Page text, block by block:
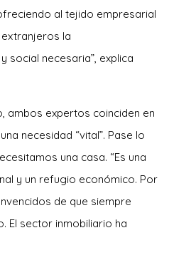
al tejido empresarial
la
social necesaria”, explica
ambos expertos coinciden en
necesidad “vital”. Pase lo
una casa. “Es una
y un refugio económico. Por
de que siempre
El sector inmobiliario ha